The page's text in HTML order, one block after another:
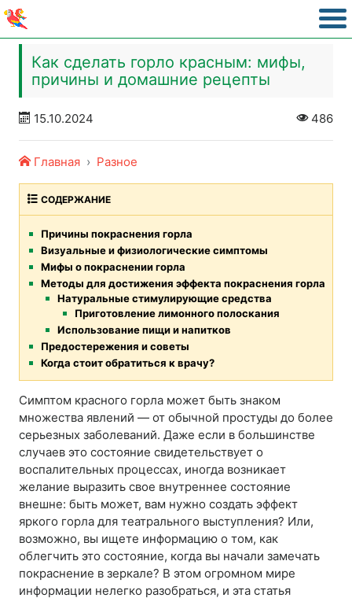
Как сделать горло красным: мифы,
причины и домашние рецепты
15.10.2024 486
Главная Разное
СОДЕРЖАНИЕ
Причины покраснения горла
Визуальные и физиологические симптомы
Мифы о покраснении горла
Методы для достижения эффекта покраснения горла
Натуральные стимулирующие средства
Приготовление лимонного полоскания
Использование пищи и напитков
Предостережения и советы
Когда стоит обратиться к врачу?
Симптом красного горла может быть знаком
множества явлений — от обычной простуды до более
серьезных заболеваний. Даже если в большинстве
случаев это состояние свидетельствует о
воспалительных процессах, иногда возникает
желание выразить свое внутреннее состояние
внешне: быть может, вам нужно создать эффект
яркого горла для театрального выступления? Или,
возможно, вы ищете информацию о том, как
облегчить это состояние, когда вы начали замечать
покраснение в зеркале? В этом огромном мире
информации нелегко разобраться, и эта статья